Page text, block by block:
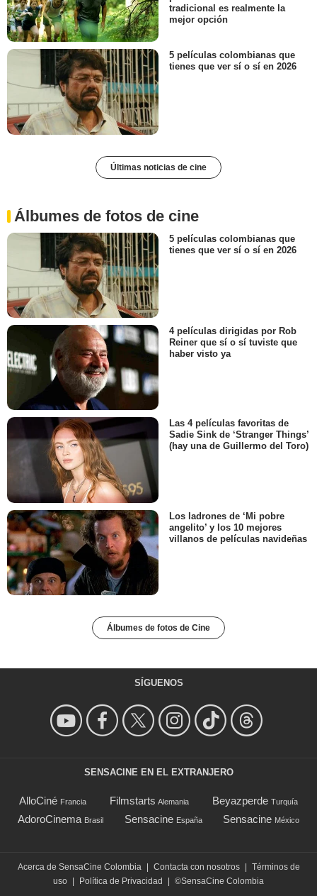
tradicional es realmente la
mejor opción
5 películas colombianas que
tienes que ver sí o sí en 2026
Últimas noticias de cine
Álbumes de fotos de cine
5 películas colombianas que
tienes que ver sí o sí en 2026
4 películas dirigidas por Rob
Reiner que sí o sí tuviste que
haber visto ya
Las 4 películas favoritas de
Sadie Sink de ‘Stranger Things’
(hay una de Guillermo del Toro)
Los ladrones de ‘Mi pobre
angelito’ y los 10 mejores
villanos de películas navideñas
Álbumes de fotos de Cine
SÍGUENOS
SENSACINE EN EL EXTRANJERO
AlloCiné Francia Filmstarts Alemania Beyazperde Turquía
AdoroCinema Brasil Sensacine España Sensacine México
Acerca de SensaCine Colombia Contacta con nosotros
Términos de
uso
Política de Privacidad ©SensaCine Colombia